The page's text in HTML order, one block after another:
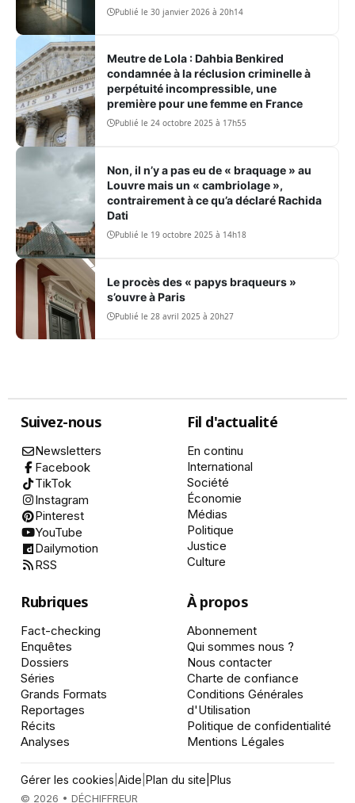
Publié le 30 janvier 2026 à 20h14
Meutre de Lola : Dahbia Benkired
condamnée à la réclusion criminelle à
perpétuité incompressible, une
première pour une femme en France
Publié le 24 octobre 2025 à 17h55
Non, il n’y a pas eu de « braquage » au
Louvre mais un « cambriolage »,
contrairement à ce qu’a déclaré Rachida
Dati
Publié le 19 octobre 2025 à 14h18
Le procès des « papys braqueurs »
s’ouvre à Paris
Publié le 28 avril 2025 à 20h27
Suivez-nous
Newsletters
Facebook
TikTok
Instagram
Pinterest
YouTube
Dailymotion
RSS
Fil d'actualité
En continu
International
Société
Économie
Médias
Politique
Justice
Culture
Rubriques
Fact-checking
Enquêtes
Dossiers
Séries
Grands Formats
Reportages
Récits
Analyses
À propos
Abonnement
Qui sommes nous ?
Nous contacter
Charte de confiance
Conditions Générales
d'Utilisation
Politique de confidentialité
Mentions Légales
Gérer les cookies Aide Plan du site Plus
© 2026 • DÉCHIFFREUR